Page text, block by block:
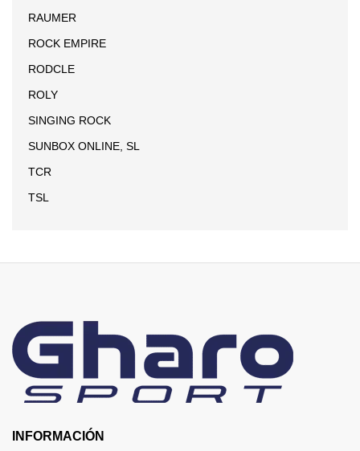
RAUMER
ROCK EMPIRE
RODCLE
ROLY
SINGING ROCK
SUNBOX ONLINE, SL
TCR
TSL
INFORMACIÓN